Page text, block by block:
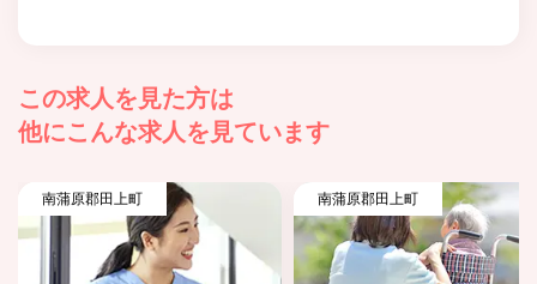
この求人を見た方は
他にこんな求人を見ています
南蒲原郡田上町 南蒲原郡田上町